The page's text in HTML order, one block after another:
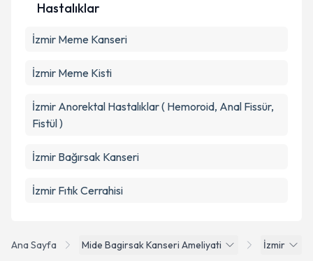
Ana Sayfa Mide Bagirsak Kanseri Ameliyati İzmir
Hastalıklar
İzmir Meme Kanseri
İzmir Meme Kisti
İzmir Anorektal Hastalıklar ( Hemoroid, Anal Fissür,
Fistül )
İzmir Bağırsak Kanseri
İzmir Fıtık Cerrahisi